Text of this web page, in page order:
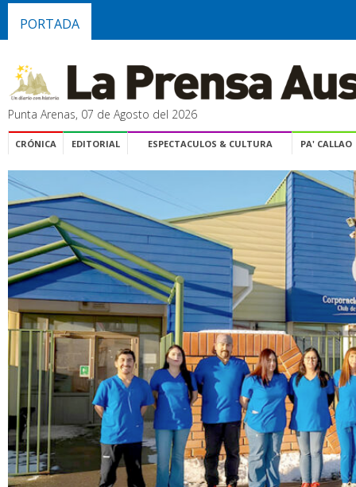
PORTADA
Punta Arenas, 07 de Agosto del 2026
CRÓNICA EDITORIAL ESPECTACULOS & CULTURA PA' CALLAO